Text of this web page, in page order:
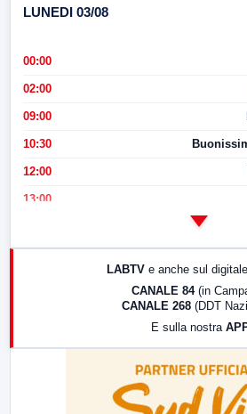
LUNEDI 03/08
00:00
02:00
09:00
10:30
12:00
13:00
LABTV e anche sul
CANALE 84 (in
CANALE 268 (DDT
E sulla nostra